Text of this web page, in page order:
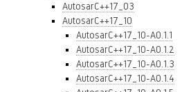
AutosarC++17_03
AutosarC++17_10
AutosarC++17_10-A0.1.1
AutosarC++17_10-A0.1.2
AutosarC++17_10-A0.1.3
AutosarC++17_10-A0.1.4